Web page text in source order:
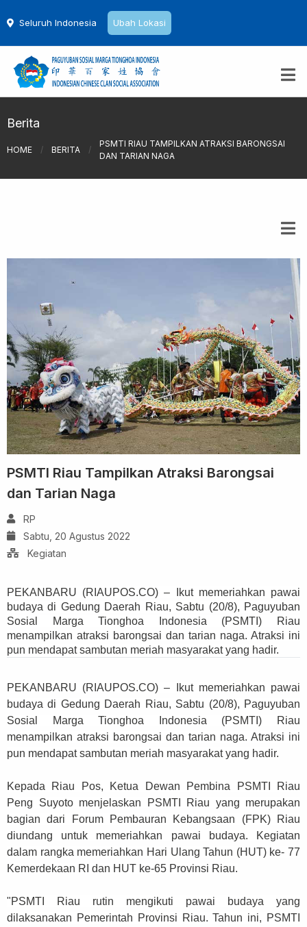
Seluruh Indonesia Ubah Lokasi
Berita
HOME / BERITA /
PSMTI RIAU TAMPILKAN ATRAKSI BARONGSAI
DAN TARIAN NAGA
PSMTI Riau Tampilkan Atraksi Barongsai
dan Tarian Naga
RP
Sabtu, 20 Agustus 2022
Kegiatan
PEKANBARU (RIAUPOS.CO) – Ikut memeriahkan pawai
budaya di Gedung Daerah Riau, Sabtu (20/8), Paguyuban
Sosial Marga Tionghoa Indonesia (PSMTI) Riau
menampilkan atraksi barongsai dan tarian naga. Atraksi ini
pun mendapat sambutan meriah masyarakat yang hadir.
PEKANBARU (RIAUPOS.CO) – Ikut memeriahkan pawai
budaya di Gedung Daerah Riau, Sabtu (20/8), Paguyuban
Sosial Marga Tionghoa Indonesia (PSMTI) Riau
menampilkan atraksi barongsai dan tarian naga. Atraksi ini
pun mendapat sambutan meriah masyarakat yang hadir.
Kepada Riau Pos, Ketua Dewan Pembina PSMTI Riau
Peng Suyoto menjelaskan PSMTI Riau yang merupakan
bagian dari Forum Pembauran Kebangsaan (FPK) Riau
diundang untuk memeriahkan pawai budaya. Kegiatan
dalam rangka memeriahkan Hari Ulang Tahun (HUT) ke- 77
Kemerdekaan RI dan HUT ke-65 Provinsi Riau.
"PSMTI Riau rutin mengikuti pawai budaya yang
dilaksanakan Pemerintah Provinsi Riau. Tahun ini, PSMTI